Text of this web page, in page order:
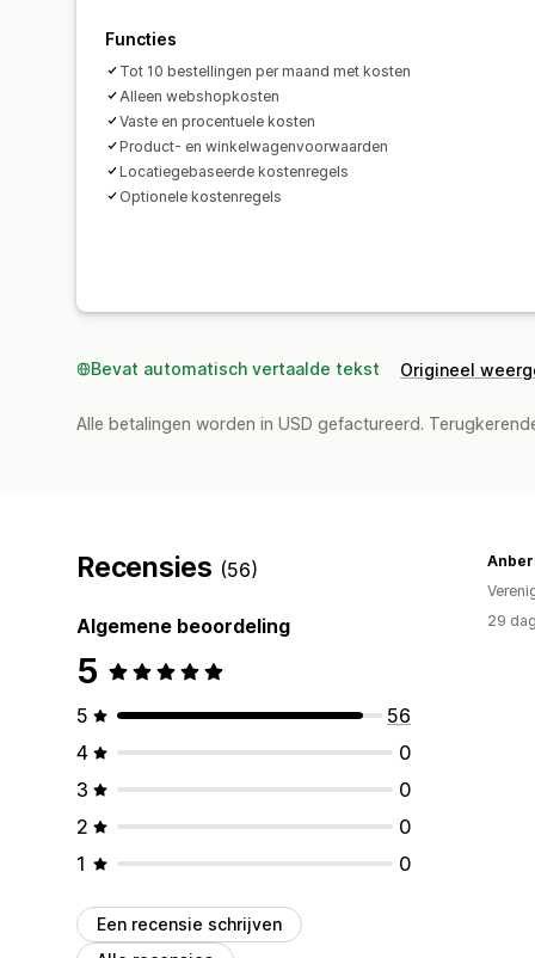
Functies
Tot 10 bestellingen per maand met kosten
Alleen webshopkosten
Vaste en procentuele kosten
Product- en winkelwagenvoorwaarden
Locatiegebaseerde kostenregels
Optionele kostenregels
Bevat automatisch vertaalde tekst Origineel
Alle betalingen worden in USD gefactureerd.
Recensies (56)
Algemene beoordeling
5
5
56
4
0
3
0
2
0
1
0
Een recensie schrijven
29